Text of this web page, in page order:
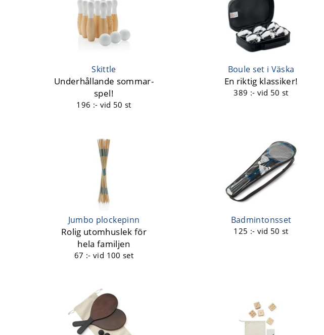
Skittle
Underhållande sommar-
spel!
196 :- vid 50 st
Boule set i Väska
En riktig klassiker!
389 :- vid 50 st
Jumbo plockepinn
Rolig utomhuslek för
hela familjen
67 :-vid 100 set
Badmintonsset
125 :- vid 50 st